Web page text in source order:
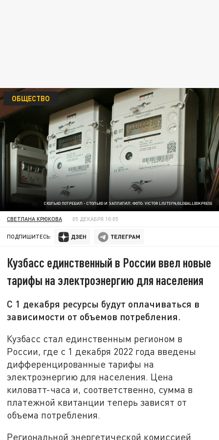
СКОЛЬКО ПОТРЕБИЛ - СТОЛЬКО И ЗАПЛАТИЛ. ФОТО: VICTOR LISITSYN/GLOBALLOOKPRESS
ОБЩЕСТВО
СВЕТЛАНА КРЮКОВА 05 ДЕКАБРЯ 10:05
ПОДПИШИТЕСЬ:
Кузбасс единственный в России ввел новые
тарифы на электроэнергию для населения
С 1 декабря ресурсы будут оплачиваться в
зависимости от объемов потребления.
Кузбасс стал единственным регионом в
России, где с 1 декабря 2022 года введены
дифференцированные тарифы на
электроэнергию для населения. Цена
киловатт-часа и, соответственно, сумма в
платежной квитанции теперь зависят от
объема потребления.
Региональной энергетической комиссией